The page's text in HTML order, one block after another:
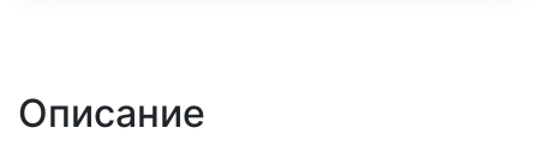
Описание